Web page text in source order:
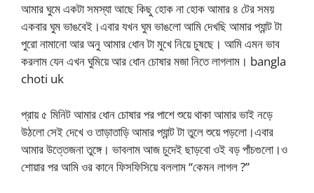
আমার ঘুমে একটা সমস্যা আছে কিছু হোক না হোক আমার ৪ টের সময়
একবার ঘুম ভাঙবেই।এবার যখন ঘুম ভাঙলো আমি দেখছি আমার প্যান্ট টা
পুরো নামানো আর অনু আমার ধোন টা মুখে নিয়ে চুষছে। আমি এমন ভাব
করলাম যেন এখন ঘুমিয়ে আর ধোন চোষার মজা নিতে লাগলাম। bangla
choti uk
প্রায় ৫ মিনিট আমার ধোন চোষার পর পাশে শুয়ে থাকা আমার ভাই নড়ে
উঠলো সেই দেখে ও তাড়াতাড়ি আমার প্যান্ট টা তুলে শুয়ে পড়লো।এবার
আমার উত্তেজনা তুঙ্গে। ভাবলাম আজ চুদেই ছাড়বো ওই বড় পাঁচগুলো।ও
শোয়ার পর আমি ওর কানে ফিসফিসিয়ে বললাম “কেমন লাগল ?”